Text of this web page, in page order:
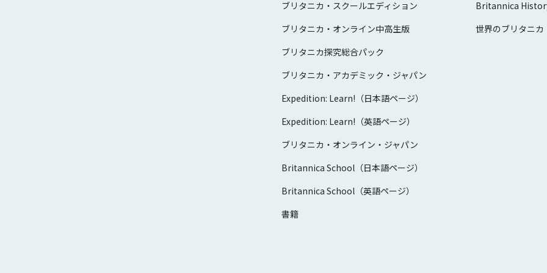
ブリタニカ・スクールエディション
ブリタニカ・オンライン中高生版
ブリタニカ探究総合パック
ブリタニカ・アカデミック・ジャパン
Expedition: Learn!（日本語ページ）
Expedition: Learn!（英語ページ）
ブリタニカ・オンライン・ジャパン
Britannica School（日本語ページ）
Britannica School（英語ページ）
書籍
Britannica
世界のブリタニカ